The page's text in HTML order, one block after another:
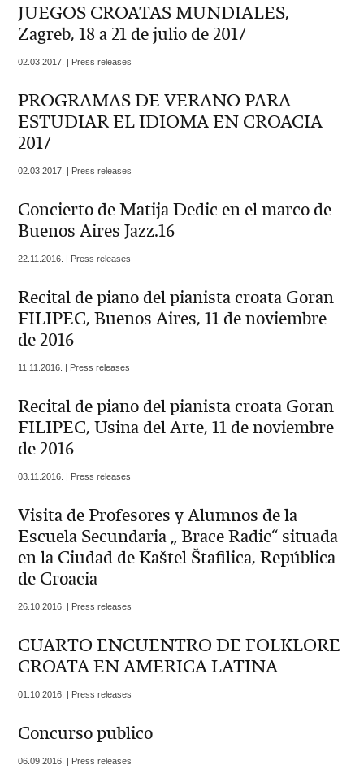
JUEGOS CROATAS MUNDIALES,
Zagreb, 18 a 21 de julio de 2017
02.03.2017. | Press releases
PROGRAMAS DE VERANO PARA
ESTUDIAR EL IDIOMA EN CROACIA
2017
02.03.2017. | Press releases
Concierto de Matija Dedic en el marco de
Buenos Aires Jazz.16
22.11.2016. | Press releases
Recital de piano del pianista croata Goran
FILIPEC, Buenos Aires, 11 de noviembre
de 2016
11.11.2016. | Press releases
Recital de piano del pianista croata Goran
FILIPEC, Usina del Arte, 11 de noviembre
de 2016
03.11.2016. | Press releases
Visita de Profesores y Alumnos de la
Escuela Secundaria „ Brace Radic“ situada
en la Ciudad de Kaštel Štafilica, República
de Croacia
26.10.2016. | Press releases
CUARTO ENCUENTRO DE FOLKLORE
CROATA EN AMERICA LATINA
01.10.2016. | Press releases
Concurso publico
06.09.2016. | Press releases